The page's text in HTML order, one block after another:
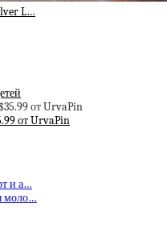
L…
от UrvaPin
и а…
моло…